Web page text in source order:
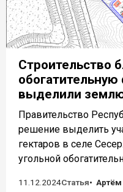
Строительство
выделили
Правительство
решение выделить
гектаров в селе
угольной
11.12.2024Статья